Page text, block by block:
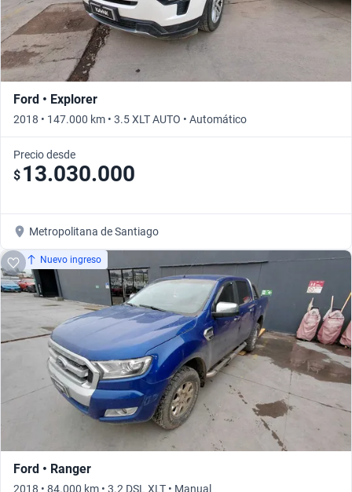
Ford • Explorer
2018 • 147.000 km • 3.5 XLT AUTO • Automático
Precio desde
$ 13.030.000
Metropolitana de Santiago
Nuevo ingreso
Ford • Ranger
2018 • 84.000 km • 3.2 DSL XLT • Manual